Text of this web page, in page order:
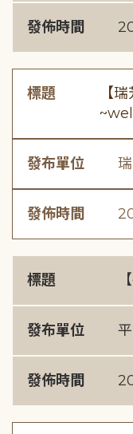
發佈時間
標題
【
發布單位
發佈時間
標題
發布單位
發佈時間